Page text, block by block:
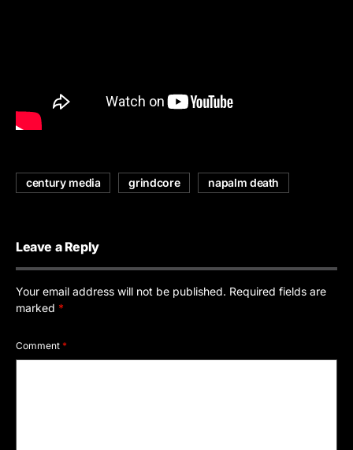
century media grindcore napalm death
Leave a Reply
Your email address will not be published. Required fields are
marked *
Comment *